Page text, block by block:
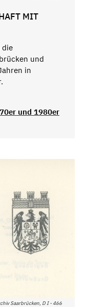
MIT
die
und
in
und 1980er
Saarbrücken, D I - 466